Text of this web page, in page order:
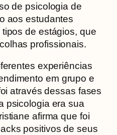
de psicologia de
aos estudantes
de estágios, que
profissionais.
experiências
em grupo e
através dessas fases
psicologia era sua
afirma que foi
positivos de seus